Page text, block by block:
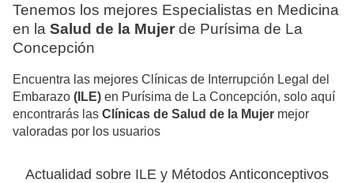
Tenemos los mejores Especialistas en Medicina
en la Salud de la Mujer de Purísima de La
Concepción
Encuentra las mejores Clínicas de Interrupción Legal del
Embarazo (ILE) en Purísima de La Concepción, solo aquí
encontrarás las Clínicas de Salud de la Mujer mejor
valoradas por los usuarios
Actualidad sobre ILE y Métodos Anticonceptivos